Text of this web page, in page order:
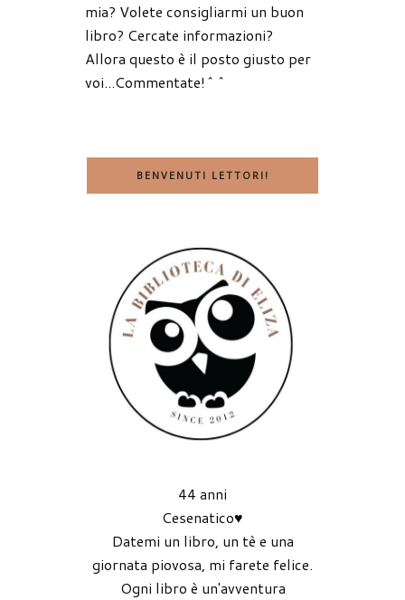
mia? Volete consigliarmi un buon
libro? Cercate informazioni?
Allora questo è il posto giusto per
voi...Commentate!^^
BENVENUTI LETTORI!
44 anni
Cesenatico♥
Datemi un libro, un tè e una
giornata piovosa, mi farete felice.
Ogni libro è un'avventura